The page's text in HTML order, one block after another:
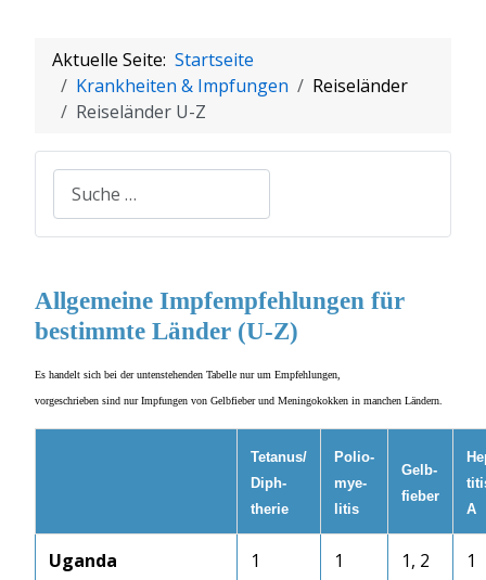
Aktuelle Seite: Startseite
Krankheiten & Impfungen
Reiseländer
Reiseländer U-Z
Suchen
Allgemeine Impfempfehlungen für
bestimmte Länder (U-Z)
Es handelt sich bei der untenstehenden Tabelle nur um Empfehlungen,
vorgeschrieben sind nur Impfungen von Gelbfieber und Meningokokken in manchen Ländern.
Tetanus/
Diph-
therie
Polio-
mye-
litis
Gelb-
fieber
A
Uganda 1 1 1, 2 1